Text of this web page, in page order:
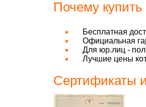
Почему
Бесплатная
Официальная
Для юр.лиц -
Лучшие цены
Сертификаты